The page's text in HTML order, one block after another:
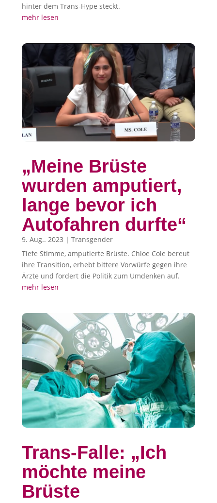
hinter dem Trans-Hype steckt.
mehr lesen
„Meine Brüste
wurden amputiert,
lange bevor ich
Autofahren durfte“
9. Aug.. 2023 | Transgender
Tiefe Stimme, amputierte Brüste. Chloe Cole bereut
ihre Transition, erhebt bittere Vorwürfe gegen ihre
Ärzte und fordert die Politik zum Umdenken auf.
mehr lesen
Trans-Falle: „Ich
möchte meine
Brüste